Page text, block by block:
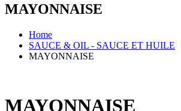
MAYONNAISE
Home
SAUCE & OIL - SAUCE ET HUILE
MAYONNAISE
MAYONNAISE